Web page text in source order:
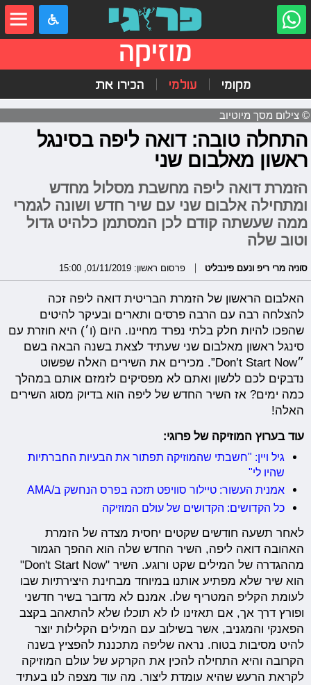
מוזיקה
מקומי עולמי הכירו את
© צילום מסך מיוטיוב
התחלה טובה: דואה ליפה בסינגל
ראשון מאלבום שני
הזמרת דואה ליפה מחשבת מסלול מחדש
ומתחילה אלבום שני עם שיר חדש ושונה לגמרי
ממה שעשתה קודם לכן המסתמן כלהיט גדול
וטוב שלה
סוניה מרי ריפ ונעם פינבליט פרסום ראשון: 01/11/2019, 15:00
האלבום הראשון של הזמרת הבריטית דואה ליפה זכה
להצלחה רבה עם הרבה פרסים ותארים ובעיקר להיטים
שהפכו להיות חלק בלתי נפרד מחיינו. היום (ו׳) היא חוזרת עם
סינגל ראשון מאלבום שני שעתיד לצאת בשנה הבאה בשם
״Don’t Start Now”. מכירים את השירים האלה שפשוט
נדבקים לכם ללשון ואתם לא מפסיקים לזמזם אותם במהלך
כמה ימים? אז השיר החדש של ליפה הוא בדיוק מסוג השירים
האלה!
עוד בערוץ המוזיקה של פרוגי:
גיל ויין: "חשבתי שהמוזיקה תפתור את הבעיות החברתיות
שהיו לי"
אמנית העשור: טיילור סוויפט תזכה בפרס הנחשק ב/AMA
כל הקדושים: הקדושים של עולם המוזיקה
לאחר תשעה חודשים שקטים יחסית מצדה של הזמרת
האהובה דואה ליפה, השיר החדש שלה הוא ההפך הגמור
מההגדרה של המילים שקט ורוגע. השיר "Don't Start Now"
הוא שיר שלא מפתיע אותנו במיוחד מבחינת היצירתיות שבו
לעומת הקליפ המטריף שלו. אמנם לא מדובר בשיר חדשני
ופורץ דרך אך, אם תאזינו לו לא תוכלו שלא להתאהב בקצב
הפאנקי והמגניב, אשר בשילוב עם המילים הקלילות יוצר
להיט מסיבות בטוח. נראה שליפה מתכננת להפציץ בשנה
הקרובה והיא התחילה להכין את הקרקע של עולם המוזיקה
לקראת הרעש שהיא עומדת ליצור. מה עוד מצפה לנו בעתיד